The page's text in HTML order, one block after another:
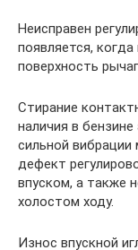
Неисправен
появляется,
поверхность
Стирание
наличия в
сильной
дефект
впуском, а также
холостом ходу.
Износ впускной